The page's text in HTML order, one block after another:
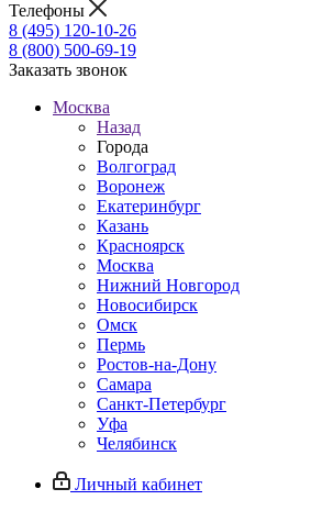
Телефоны
8 (495) 120-10-26
8 (800) 500-69-19
Заказать звонок
Москва
Назад
Города
Волгоград
Воронеж
Екатеринбург
Казань
Красноярск
Москва
Нижний Новгород
Новосибирск
Омск
Пермь
Ростов-на-Дону
Самара
Санкт-Петербург
Уфа
Челябинск
Личный кабинет